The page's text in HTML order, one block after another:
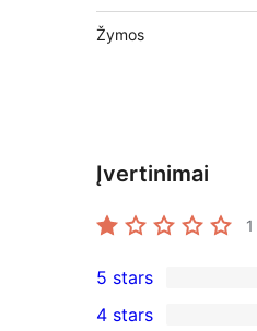
Žymos
Įvertinimai
1
0
5-
5 stars
4 stars